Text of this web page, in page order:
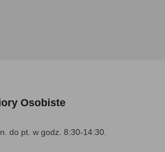
Osobiste
do pt. w godz. 8:30-14:30.